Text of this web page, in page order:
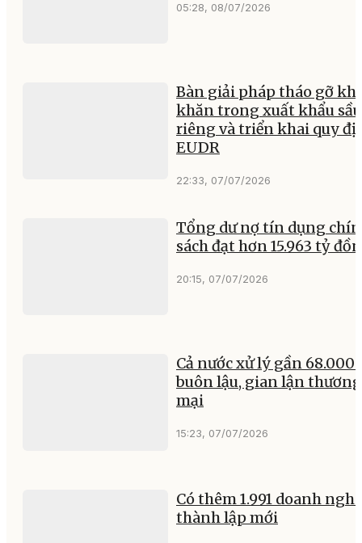
05:28, 08/07/2026
Bàn giải pháp tháo gỡ
khăn trong xuất khẩu sầu
riêng và triển khai quy
EUDR
22:33, 07/07/2026
Tổng dư nợ tín dụng
sách đạt hơn 15.963 tỷ
20:15, 07/07/2026
Cả nước xử lý gần 68.000
buôn lậu, gian lận thương
mại
15:23, 07/07/2026
Có thêm 1.991 doanh
thành lập mới